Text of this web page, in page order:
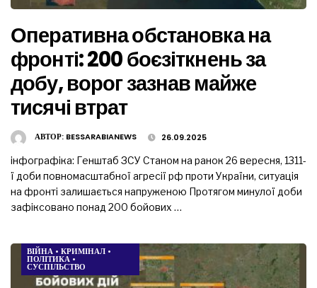
Оперативна обстановка на
фронті: 200 боєзіткнень за
добу, ворог зазнав майже
тисячі втрат
АВТОР: BESSARABIANEWS 26.09.2025
інфографіка: Генштаб ЗСУ Станом на ранок 26 вересня, 1311-
ї доби повномасштабної агресії рф проти України, ситуація
на фронті залишається напруженою Протягом минулої доби
зафіксовано понад 200 бойових …
ВІЙНА • КРИМІНАЛ •
ПОЛІТИКА •
СУСПІЛЬСТВО